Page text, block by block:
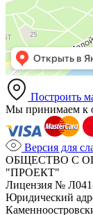
Построить
Мы принимаем к
Версия для
ОБЩЕСТВО С
"ПРОЕКТ"
Лицензия №
Юридический